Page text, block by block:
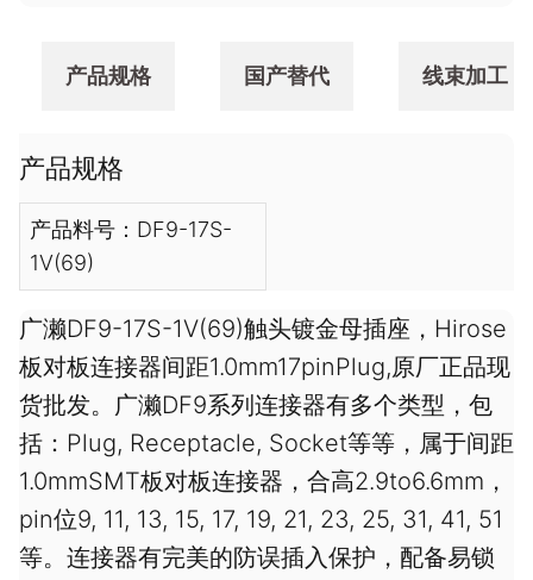
产品规格 国产替代 线束加工
产品规格
产品料号：DF9-17S-
1V(69)
广濑DF9-17S-1V(69)触头镀金母插座，Hirose
板对板连接器间距1.0mm17pinPlug,原厂正品现
货批发。广濑DF9系列连接器有多个类型，包
括：Plug, Receptacle, Socket等等，属于间距
1.0mmSMT板对板连接器，合高2.9to6.6mm，
pin位9, 11, 13, 15, 17, 19, 21, 23, 25, 31, 41, 51
等。连接器有完美的防误插入保护，配备易锁